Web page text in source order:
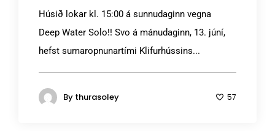
Húsið lokar kl. 15:00 á sunnudaginn vegna
Deep Water Solo!! Svo á mánudaginn, 13. júní,
hefst sumaropnunartími Klifurhússins...
By thurasoley 57